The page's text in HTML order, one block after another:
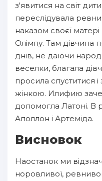
з'явитися на світ
переслідувала
наказом своєї
Олімпу. Там дівчина
днів, не даючи
веселки, благала
просила спуститися
жінкою. Илифию
допомогла Латоні. В
Аполлон і Артеміда.
Висновок
Наостанок ми
норовливої,